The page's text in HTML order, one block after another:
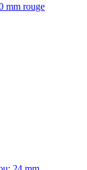
mm rouge